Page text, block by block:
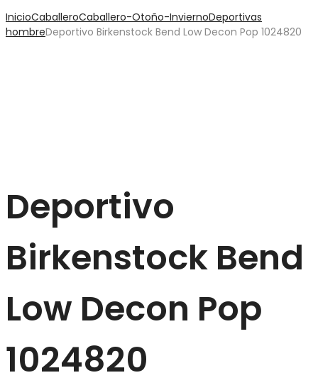
InicioCaballeroCaballero-Otoño-InviernoDeportivas
hombreDeportivo Birkenstock Bend Low Decon Pop 1024820
Deportivo
Birkenstock Bend
Low Decon Pop
1024820